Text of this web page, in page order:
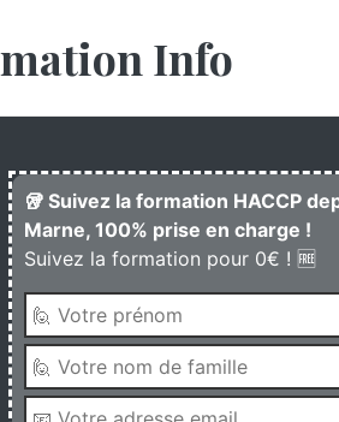
Info
🥡 Suivez la formation HACCP
Marne, 100% prise en charge !
Suivez la formation pour 0€ ! 🆓